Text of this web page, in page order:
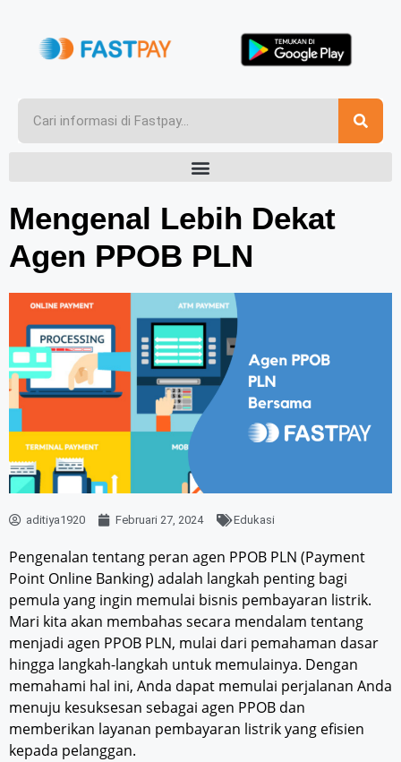
Mengenal Lebih Dekat
Agen PPOB PLN
aditiya1920 Februari 27, 2024 Edukasi
Pengenalan tentang peran agen PPOB PLN (Payment
Point Online Banking) adalah langkah penting bagi
pemula yang ingin memulai bisnis pembayaran listrik.
Mari kita akan membahas secara mendalam tentang
menjadi agen PPOB PLN, mulai dari pemahaman dasar
hingga langkah-langkah untuk memulainya. Dengan
memahami hal ini, Anda dapat memulai perjalanan Anda
menuju kesuksesan sebagai agen PPOB dan
memberikan layanan pembayaran listrik yang efisien
kepada pelanggan.